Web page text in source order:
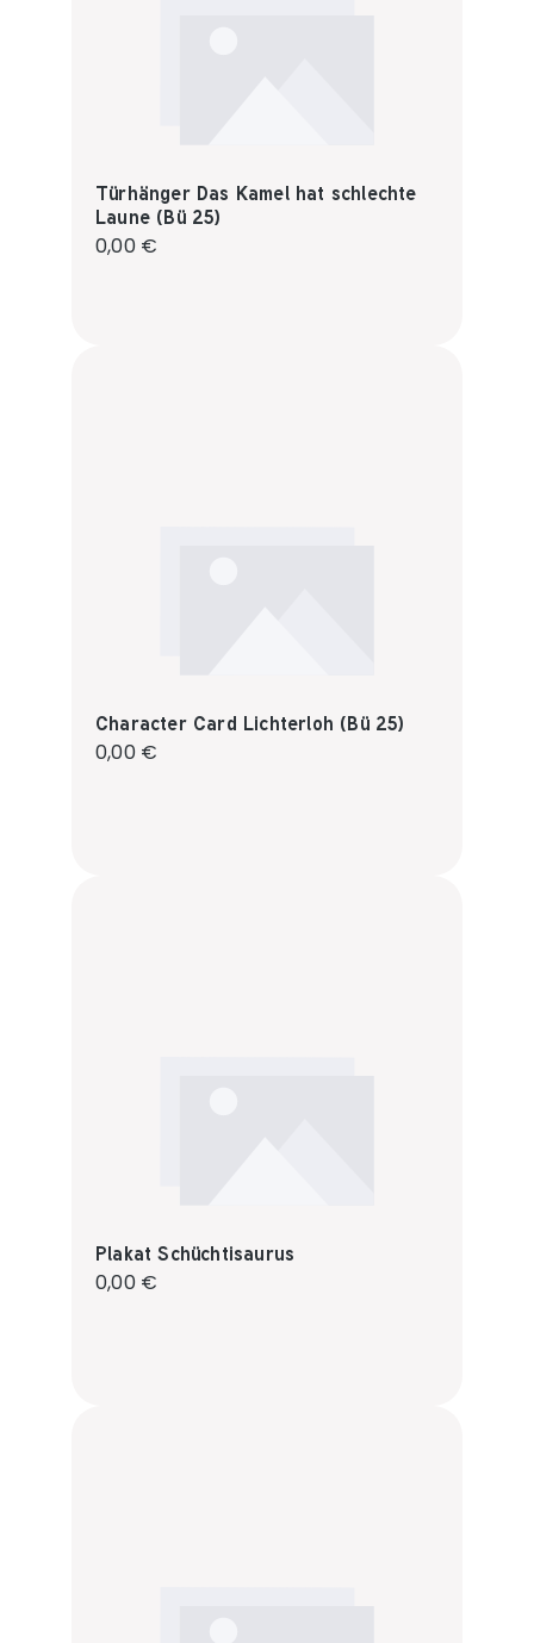
Türhänger Das Kamel hat schlechte
Laune (Bü 25)
Regulärer Preis:
0,00 €
Character Card Lichterloh (Bü 25)
Regulärer Preis:
0,00 €
Plakat Schüchtisaurus
Regulärer Preis:
0,00 €